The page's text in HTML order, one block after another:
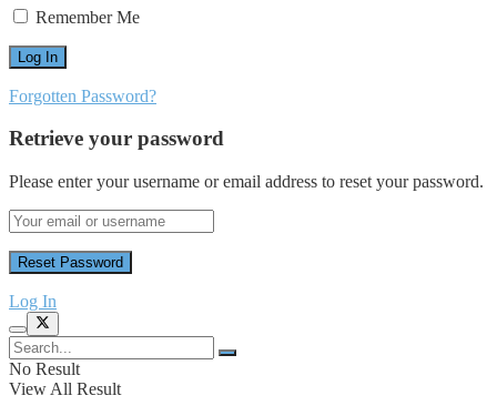
Remember Me
Forgotten Password?
Retrieve your password
Please enter your username or email address to reset your password.
Log In
No Result
View All Result